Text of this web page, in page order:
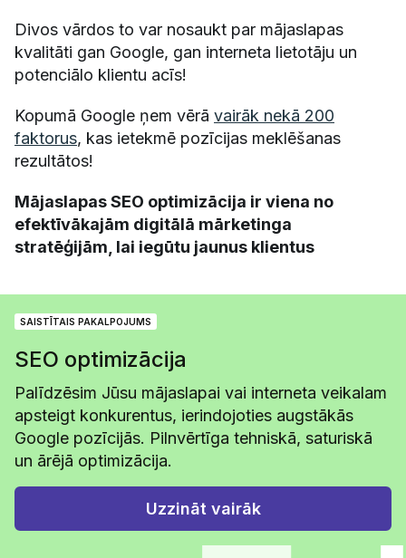
Divos vārdos to var nosaukt par mājaslapas
kvalitāti gan Google, gan interneta lietotāju un
potenciālo klientu acīs!
Kopumā Google ņem vērā vairāk nekā 200
faktorus, kas ietekmē pozīcijas meklēšanas
rezultātos!
Mājaslapas SEO optimizācija ir viena no
efektīvākajām digitālā mārketinga
stratēģijām, lai iegūtu jaunus klientus
SAISTĪTAIS PAKALPOJUMS
SEO optimizācija
Palīdzēsim Jūsu mājaslapai vai interneta veikalam
apsteigt konkurentus, ierindojoties augstākās
Google pozīcijās. Pilnvērtīga tehniskā, saturiskā
un ārējā optimizācija.
Uzzināt vairāk